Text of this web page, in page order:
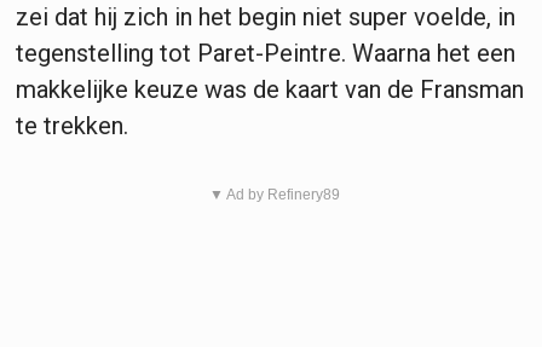
zei dat hij zich in het begin niet super voelde, in
tegenstelling tot Paret-Peintre. Waarna het een
makkelijke keuze was de kaart van de Fransman
te trekken.
▼ Ad by Refinery89